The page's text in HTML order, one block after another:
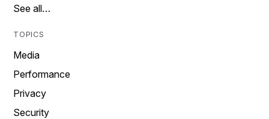
See all…
TOPICS
Media
Performance
Privacy
Security